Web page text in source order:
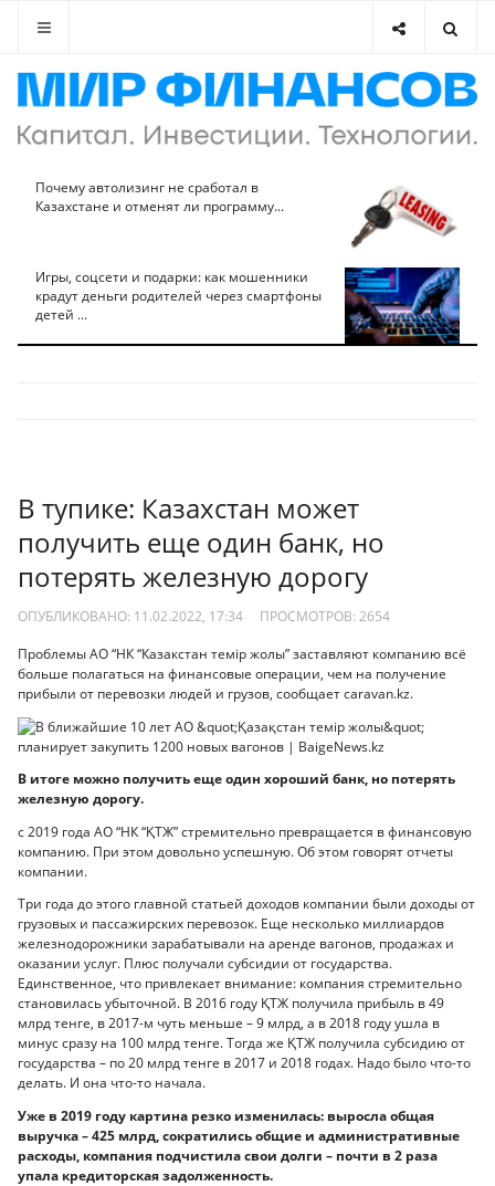
Почему автолизинг не сработал в
Казахстане и отменят ли программу...
Игры, соцсети и подарки: как мошенники
крадут деньги родителей через смартфоны
детей ...
В тупике: Казахстан может
получить еще один банк, но
потерять железную дорогу
ОПУБЛИКОВАНО: 11.02.2022, 17:34 ПРОСМОТРОВ: 2654
Проблемы АО “НК “Казакстан темір жолы” заставляют компанию всё
больше полагаться на финансовые операции, чем на получение
прибыли от перевозки людей и грузов, сообщает caravan.kz.
В итоге можно получить еще один хороший банк, но потерять
железную дорогу.
с 2019 года АО “НК “ҚТЖ” стремительно превращается в финансовую
компанию. При этом довольно успешную. Об этом говорят отчеты
компании.
Три года до этого главной статьей доходов компании были доходы от
грузовых и пассажирских перевозок. Еще несколько миллиардов
железнодорожники зарабатывали на аренде вагонов, продажах и
оказании услуг. Плюс получали субсидии от государства.
Единственное, что привлекает внимание: компания стремительно
становилась убыточной. В 2016 году ҚТЖ получила прибыль в 49
млрд тенге, в 2017-м чуть меньше – 9 млрд, а в 2018 году ушла в
минус сразу на 100 млрд тенге. Тогда же ҚТЖ получила субсидию от
государства – по 20 млрд тенге в 2017 и 2018 годах. Надо было что-то
делать. И она что-то начала.
Уже в 2019 году картина резко изменилась: выросла общая
выручка – 425 млрд, сократились общие и административные
расходы, компания подчистила свои долги – почти в 2 раза
упала кредиторская задолженность.